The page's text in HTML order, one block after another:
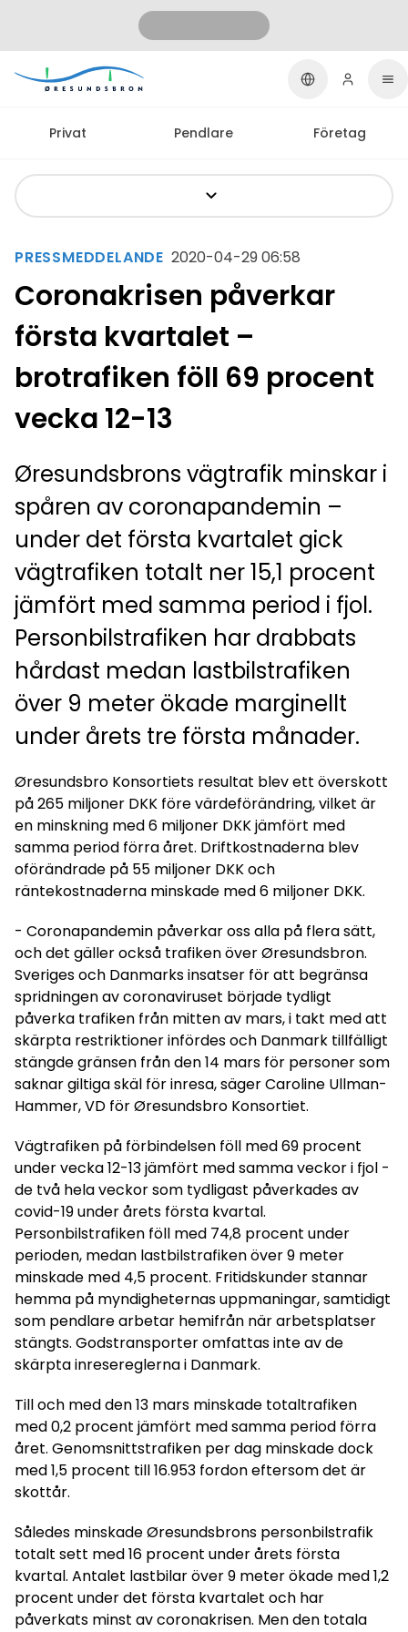
Privat Pendlare Företag
PRESSMEDDELANDE 2020-04-29 06:58
Coronakrisen påverkar
första kvartalet –
brotrafiken föll 69 procent
vecka 12-13
Øresundsbrons vägtrafik minskar i
spåren av coronapandemin –
under det första kvartalet gick
vägtrafiken totalt ner 15,1 procent
jämfört med samma period i fjol.
Personbilstrafiken har drabbats
hårdast medan lastbilstrafiken
över 9 meter ökade marginellt
under årets tre första månader.
Øresundsbro Konsortiets resultat blev ett överskott
på 265 miljoner DKK före värdeförändring, vilket är
en minskning med 6 miljoner DKK jämfört med
samma period förra året. Driftkostnaderna blev
oförändrade på 55 miljoner DKK och
räntekostnaderna minskade med 6 miljoner DKK.
- Coronapandemin påverkar oss alla på flera sätt,
och det gäller också trafiken över Øresundsbron.
Sveriges och Danmarks insatser för att begränsa
spridningen av coronaviruset började tydligt
påverka trafiken från mitten av mars, i takt med att
skärpta restriktioner infördes och Danmark tillfälligt
stängde gränsen från den 14 mars för personer som
saknar giltiga skäl för inresa, säger Caroline Ullman-
Hammer, VD för Øresundsbro Konsortiet.
Vägtrafiken på förbindelsen föll med 69 procent
under vecka 12-13 jämfört med samma veckor i fjol -
de två hela veckor som tydligast påverkades av
covid-19 under årets första kvartal.
Personbilstrafiken föll med 74,8 procent under
perioden, medan lastbilstrafiken över 9 meter
minskade med 4,5 procent. Fritidskunder stannar
hemma på myndigheternas uppmaningar, samtidigt
som pendlare arbetar hemifrån när arbetsplatser
stängts. Godstransporter omfattas inte av de
skärpta inresereglerna i Danmark.
Till och med den 13 mars minskade totaltrafiken
med 0,2 procent jämfört med samma period förra
året. Genomsnittstrafiken per dag minskade dock
med 1,5 procent till 16.953 fordon eftersom det är
skottår.
Således minskade Øresundsbrons personbilstrafik
totalt sett med 16 procent under årets första
kvartal. Antalet lastbilar över 9 meter ökade med 1,2
procent under det första kvartalet och har
påverkats minst av coronakrisen. Men den totala